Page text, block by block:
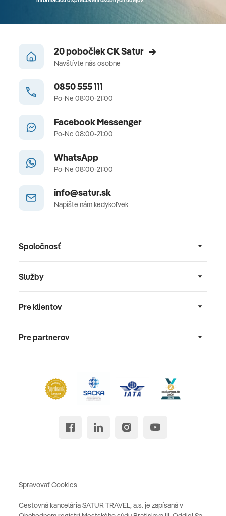
20 pobočiek CK Satur
Navštívte nás osobne
0850 555 111
Po-Ne 08:00-21:00
Facebook Messenger
Po-Ne 08:00-21:00
WhatsApp
Po-Ne 08:00-21:00
info@satur.sk
Napíšte nám kedykoľvek
Spoločnosť
Služby
Pre klientov
Pre partnerov
Cestovná kancelária SATUR TRAVEL, a.s. je zapísaná v
Spravovať Cookies